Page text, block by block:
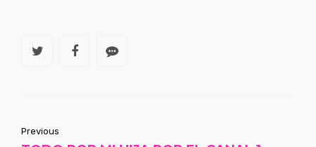
Previous